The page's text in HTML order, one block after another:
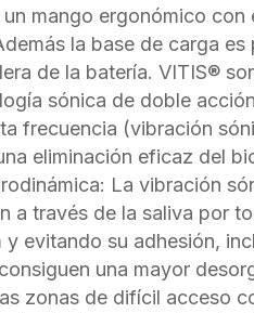
mango ergonómico con
la base de carga
de la batería. VITIS®
sónica de doble
frecuencia (vibración
eliminación eficaz del
La vibración
a través de la saliva por
evitando su adhesión,
una mayor
zonas de difícil acceso